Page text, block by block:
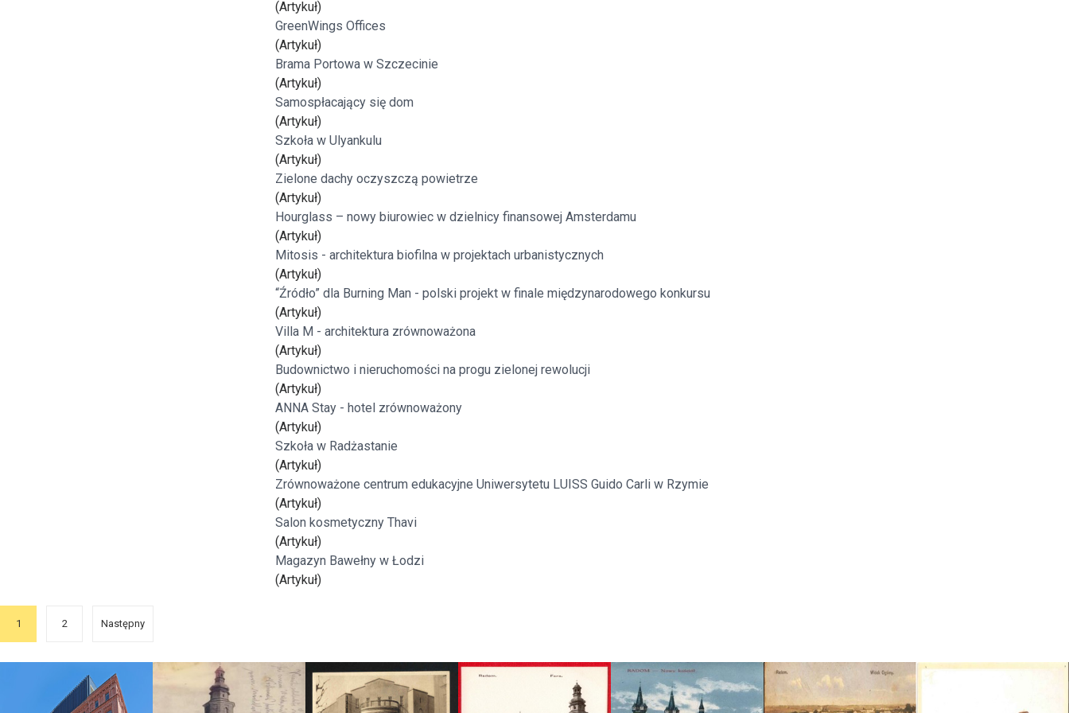
Freelance - architekt
Galeria Miast Dawnych
Filmy
Katalog produktów dla architekta
Firmy
(Artykuł)
GreenWings Offices
(Artykuł)
Brama Portowa w Szczecinie
(Artykuł)
Samospłacający się dom
(Artykuł)
Szkoła w Ulyankulu
(Artykuł)
Zielone dachy oczyszczą powietrze
(Artykuł)
Hourglass – nowy biurowiec w dzielnicy finansowej Amsterdamu
(Artykuł)
Mitosis - architektura biofilna w projektach urbanistycznych
(Artykuł)
“Źródło” dla Burning Man - polski projekt w finale międzynarodowego konkursu
(Artykuł)
Villa M - architektura zrównoważona
(Artykuł)
Budownictwo i nieruchomości na progu zielonej rewolucji
(Artykuł)
ANNA Stay - hotel zrównoważony
(Artykuł)
Szkoła w Radżastanie
(Artykuł)
Zrównoważone centrum edukacyjne Uniwersytetu LUISS Guido Carli w Rzymie
(Artykuł)
Salon kosmetyczny Thavi
(Artykuł)
Magazyn Bawełny w Łodzi
(Artykuł)
1 2 Następny